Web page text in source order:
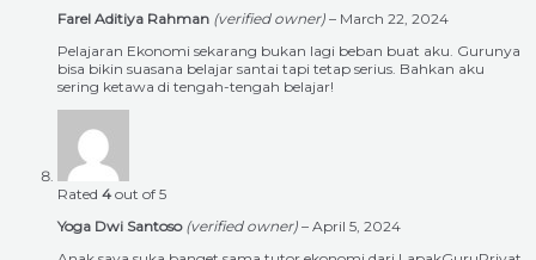
Farel Aditiya Rahman (verified owner) – March 22, 2024
Pelajaran Ekonomi sekarang bukan lagi beban buat aku. Gurunya
bisa bikin suasana belajar santai tapi tetap serius. Bahkan aku
sering ketawa di tengah-tengah belajar!
Rated 4 out of 5
Yoga Dwi Santoso (verified owner) – April 5, 2024